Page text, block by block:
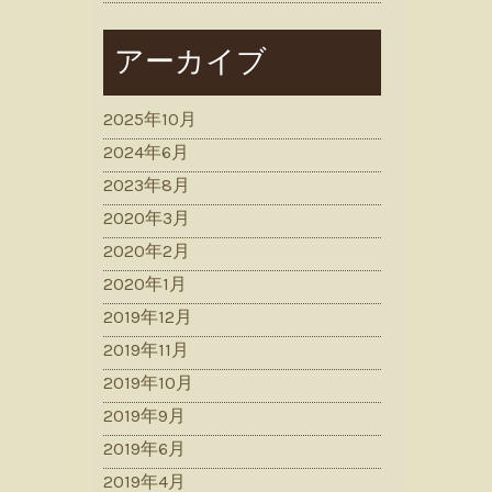
アーカイブ
2025年10月
2024年6月
2023年8月
2020年3月
2020年2月
2020年1月
2019年12月
2019年11月
2019年10月
2019年9月
2019年6月
2019年4月